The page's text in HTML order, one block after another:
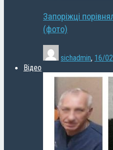
Запоріжці
(фото)
sichadmin, 16/
Відео